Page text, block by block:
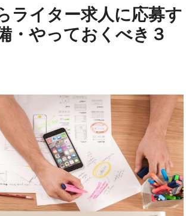
ライター求人に応募す
・やっておくべき３